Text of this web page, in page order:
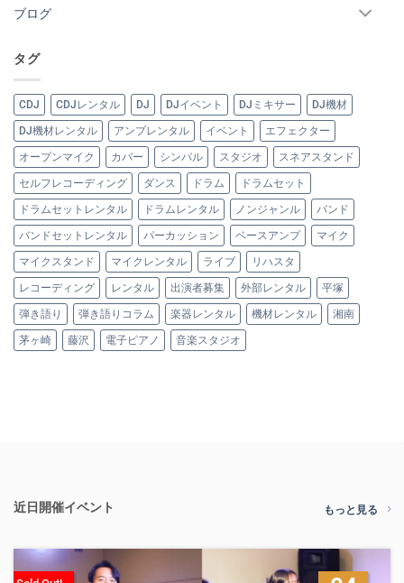
ブログ
タグ
CDJ CDJレンタル DJ DJイベント DJミキサー DJ機材
DJ機材レンタル アンプレンタル イベント エフェクター
オープンマイク カバー シンバル スタジオ スネアスタンド
セルフレコーディング ダンス ドラム ドラムセット
ドラムセットレンタル ドラムレンタル ノンジャンル バンド
バンドセットレンタル パーカッション ベースアンプ マイク
マイクスタンド マイクレンタル ライブ リハスタ
レコーディング レンタル 出演者募集 外部レンタル 平塚
弾き語り 弾き語りコラム 楽器レンタル 機材レンタル 湘南
茅ヶ崎 藤沢 電子ピアノ 音楽スタジオ
近日開催イベント もっと見る